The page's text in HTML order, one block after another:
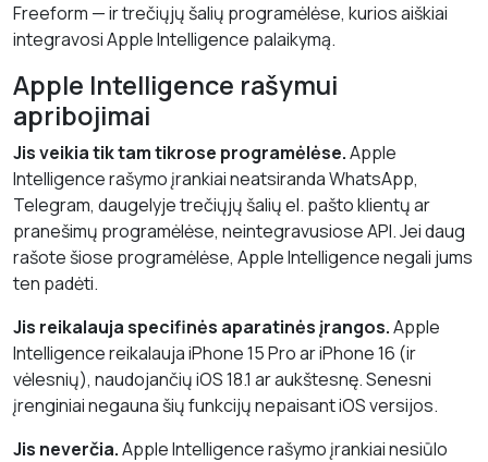
Freeform — ir trečiųjų šalių programėlėse, kurios aiškiai
integravosi Apple Intelligence palaikymą.
Apple Intelligence rašymui
apribojimai
Jis veikia tik tam tikrose programėlėse.Apple
Intelligence rašymo įrankiai neatsiranda WhatsApp,
Telegram, daugelyje trečiųjų šalių el. pašto klientų ar
pranešimų programėlėse, neintegravusiose API. Jei daug
rašote šiose programėlėse, Apple Intelligence negali jums
ten padėti.
Jis reikalauja specifinės aparatinės įrangos.Apple
Intelligence reikalauja iPhone 15 Pro ar iPhone 16 (ir
vėlesnių), naudojančių iOS 18.1 ar aukštesnę. Senesni
įrenginiai negauna šių funkcijų nepaisant iOS versijos.
Jis neverčia.Apple Intelligence rašymo įrankiai nesiūlo